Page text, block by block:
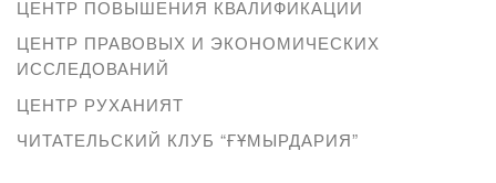
ЦЕНТР ПОВЫШЕНИЯ КВАЛИФИКАЦИИ
ЦЕНТР ПРАВОВЫХ И ЭКОНОМИЧЕСКИХ
ИССЛЕДОВАНИЙ
ЦЕНТР РУХАНИЯТ
ЧИТАТЕЛЬСКИЙ КЛУБ “ҒҰМЫРДАРИЯ”